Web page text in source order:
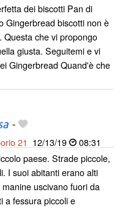
dei biscotti Pan di
Gingerbread biscotti non è
Questa che vi propongo
giusta. Seguitemi e vi
Gingerbread Quand'è che
-
21 12/13/19
08:31
paese. Strade piccole,
I suoi abitanti erano alti
uscivano fuori da
a fessura piccoli e